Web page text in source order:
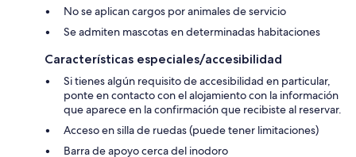
No se aplican cargos por animales de servicio
Se admiten mascotas en determinadas habitaciones
Características especiales/accesibilidad
Si tienes algún requisito de accesibilidad en particular,
ponte en contacto con el alojamiento con la información
que aparece en la confirmación que recibiste al reservar.
Acceso en silla de ruedas (puede tener limitaciones)
Barra de apoyo cerca del inodoro